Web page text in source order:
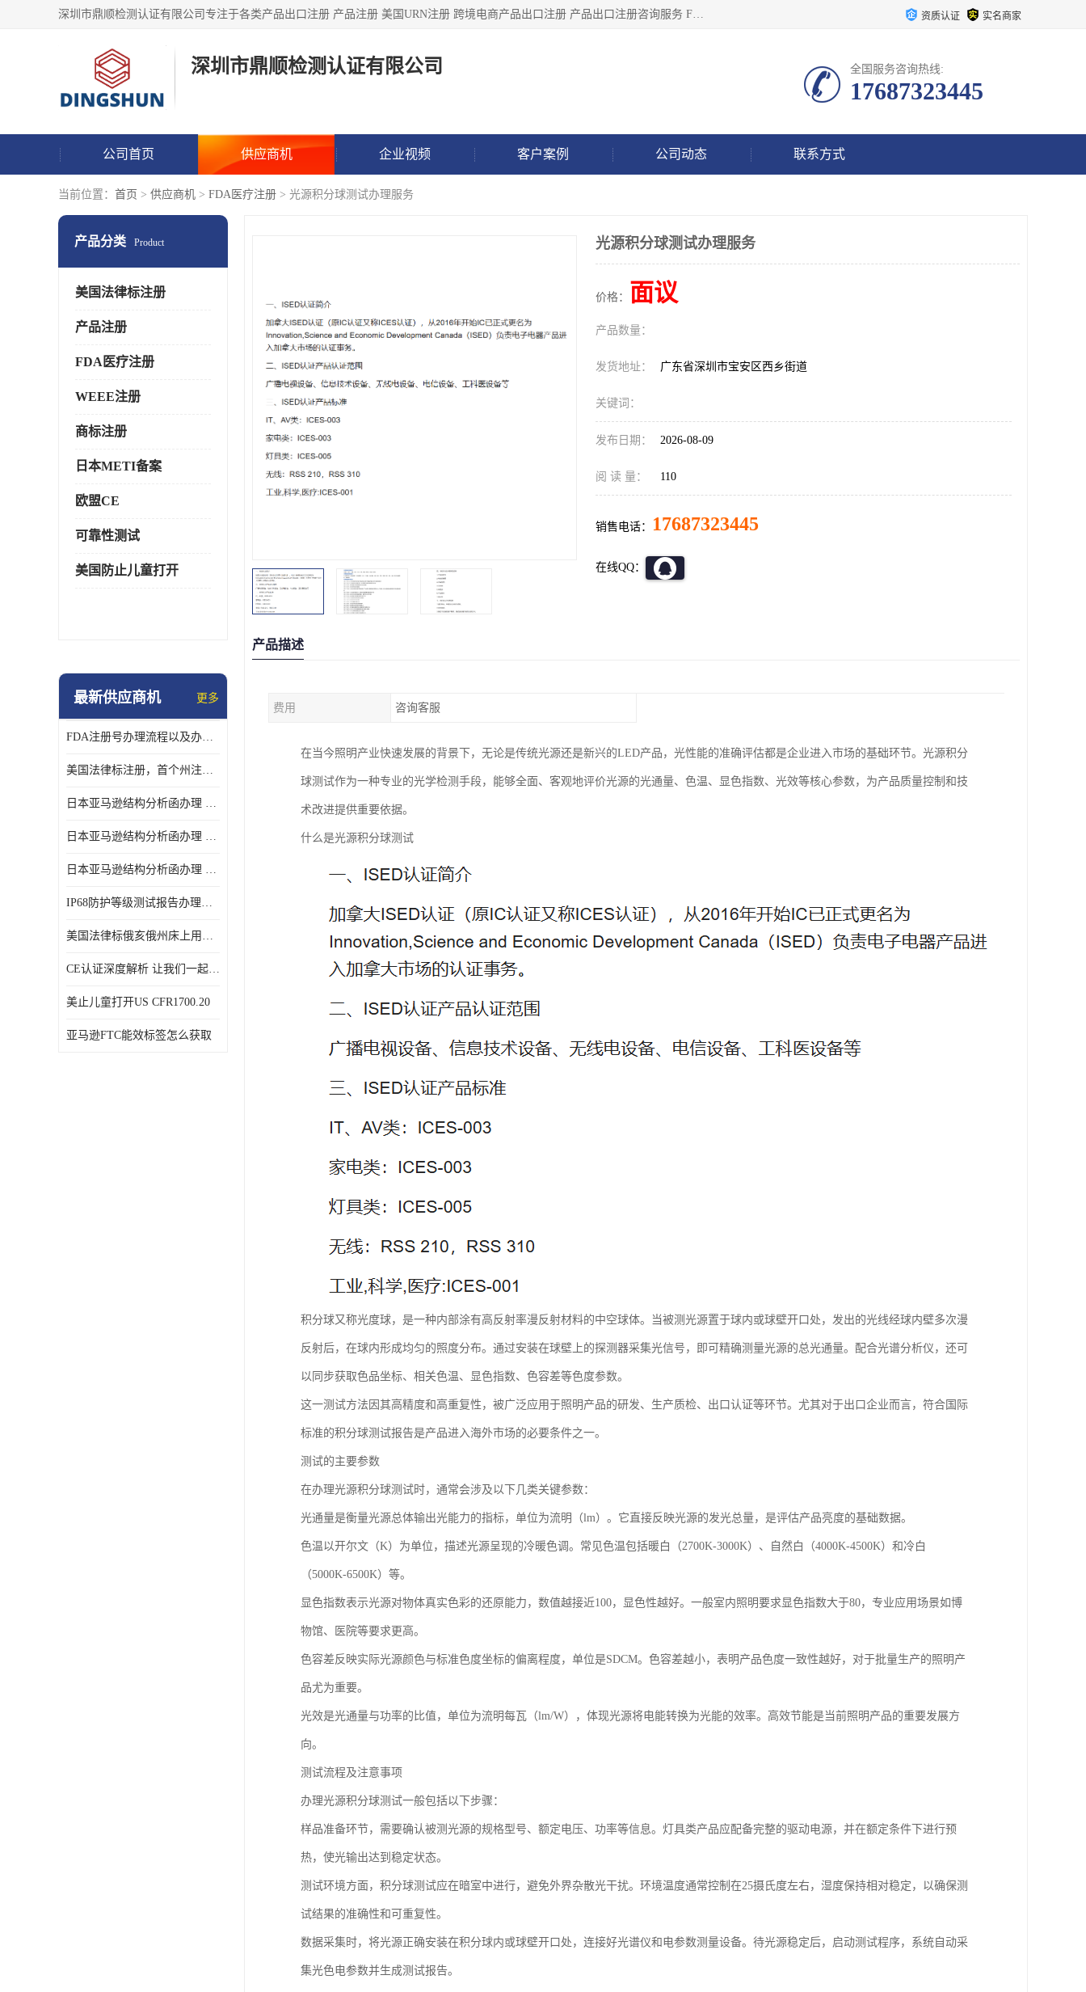
深圳市鼎顺检测认证有限公司专注于各类产品出口注册 产品注册 美国URN注册 跨境电商产品出口注册 产品出口注册咨询服务 FDA食品注册等我们是一家商务服务公司，为客户提供商标注册，本公司实力雄厚，能满足客户多种需求。 资质认证 实名商家
深圳市鼎顺检测认证有限公司 全国服务咨询热线:
17687323445
公司首页 供应商机 企业视频 客户案例 公司动态 联系方式
当前位置： 首页 > 供应商机 > FDA医疗注册 > 光源积分球测试办理服务
产品分类 Product
美国法律标注册
产品注册
FDA医疗注册
WEEE注册
商标注册
日本METI备案
欧盟CE
可靠性测试
美国防止儿童打开
最新供应商机 更多
FDA注册号办理流程以及办理周期是多久
美国法律标注册，首个州注册该如何选择
日本亚马逊结构分析函办理 日本亚马逊 电饭煲
日本亚马逊结构分析函办理 日本亚马逊 热水壶等；
日本亚马逊结构分析函办理 日本亚马逊 果汁搅拌机
IP68防护等级测试报告办理标准要求
美国法律标俄亥俄州床上用品许可证讲解！
CE认证深度解析 让我们一起来认识CE认证
美止儿童打开US CFR1700.20
亚马逊FTC能效标签怎么获取
光源积分球测试办理服务
价格： 面议
产品数量：
发货地址： 广东省深圳市宝安区西乡街道
关键词：
发布日期： 2026-08-09
阅 读 量： 110
销售电话： 17687323445
在线QQ：
产品描述
费用 咨询客服
在当今照明产业快速发展的背景下，无论是传统光源还是新兴的LED产品，光性能的准确评估都是企业进入市场的基础环节。光源积分
球测试作为一种专业的光学检测手段，能够全面、客观地评价光源的光通量、色温、显色指数、光效等核心参数，为产品质量控制和技
术改进提供重要依据。
什么是光源积分球测试
积分球又称光度球，是一种内部涂有高反射率漫反射材料的中空球体。当被测光源置于球内或球壁开口处，发出的光线经球内壁多次漫
反射后，在球内形成均匀的照度分布。通过安装在球壁上的探测器采集光信号，即可精确测量光源的总光通量。配合光谱分析仪，还可
以同步获取色品坐标、相关色温、显色指数、色容差等色度参数。
这一测试方法因其高精度和高重复性，被广泛应用于照明产品的研发、生产质检、出口认证等环节。尤其对于出口企业而言，符合国际
标准的积分球测试报告是产品进入海外市场的必要条件之一。
测试的主要参数
在办理光源积分球测试时，通常会涉及以下几类关键参数：
光通量是衡量光源总体输出光能力的指标，单位为流明（lm）。它直接反映光源的发光总量，是评估产品亮度的基础数据。
色温以开尔文（K）为单位，描述光源呈现的冷暖色调。常见色温包括暖白（2700K-3000K）、自然白（4000K-4500K）和冷白
（5000K-6500K）等。
显色指数表示光源对物体真实色彩的还原能力，数值越接近100，显色性越好。一般室内照明要求显色指数大于80，专业应用场景如博
物馆、医院等要求更高。
色容差反映实际光源颜色与标准色度坐标的偏离程度，单位是SDCM。色容差越小，表明产品色度一致性越好，对于批量生产的照明产
品尤为重要。
光效是光通量与功率的比值，单位为流明每瓦（lm/W），体现光源将电能转换为光能的效率。高效节能是当前照明产品的重要发展方
向。
测试流程及注意事项
办理光源积分球测试一般包括以下步骤：
样品准备环节，需要确认被测光源的规格型号、额定电压、功率等信息。灯具类产品应配备完整的驱动电源，并在额定条件下进行预
热，使光输出达到稳定状态。
测试环境方面，积分球测试应在暗室中进行，避免外界杂散光干扰。环境温度通常控制在25摄氏度左右，湿度保持相对稳定，以确保测
试结果的准确性和可重复性。
数据采集时，将光源正确安装在积分球内或球壁开口处，连接好光谱仪和电参数测量设备。待光源稳定后，启动测试程序，系统自动采
集光色电参数并生成测试报告。